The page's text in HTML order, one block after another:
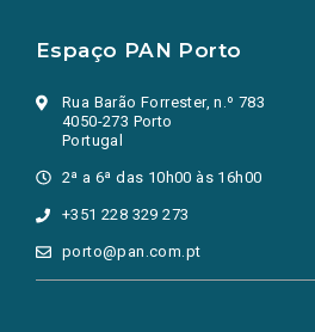
Espaço PAN Porto
Rua Barão Forrester, n.º 783
4050-273 Porto
Portugal
2ª a 6ª das 10h00 às 16h00
+351 228 329 273
porto@pan.com.pt